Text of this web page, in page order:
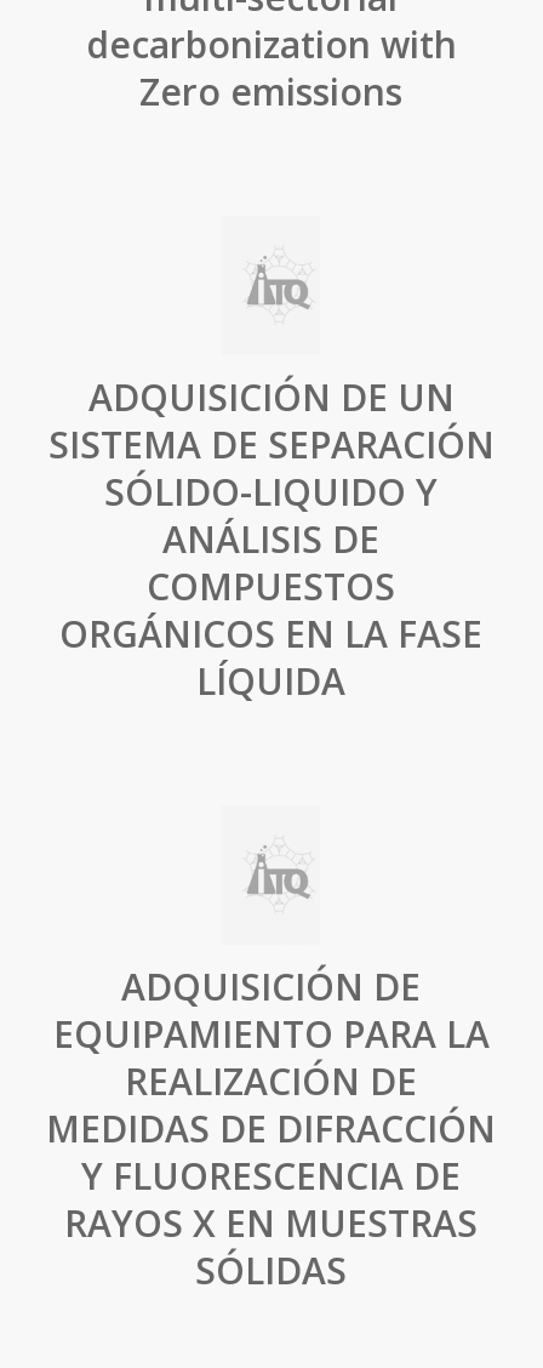
decarbonization with
Zero emissions
ADQUISICIÓN DE UN
SISTEMA DE SEPARACIÓN
SÓLIDO-LIQUIDO Y
ANÁLISIS DE
COMPUESTOS
ORGÁNICOS EN LA FASE
LÍQUIDA
ADQUISICIÓN DE
EQUIPAMIENTO PARA LA
REALIZACIÓN DE
MEDIDAS DE DIFRACCIÓN
Y FLUORESCENCIA DE
RAYOS X EN MUESTRAS
SÓLIDAS